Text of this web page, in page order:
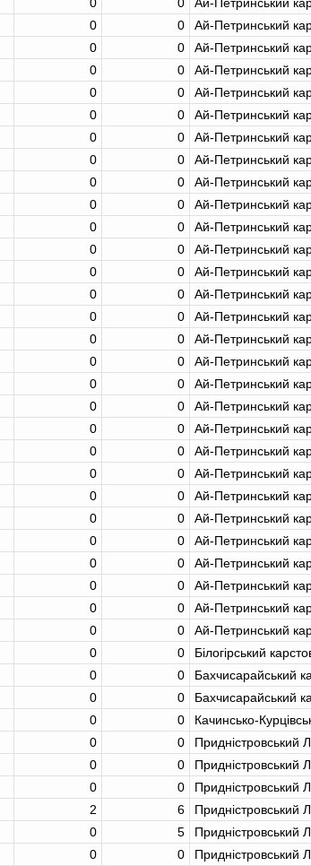
0 0
Ай-Петринський
0 0
Ай-Петринський
0 0
Ай-Петринський
0 0
Ай-Петринський
0 0
Ай-Петринський
0 0
Ай-Петринський
0 0
Ай-Петринський
0 0
Ай-Петринський
0 0
Ай-Петринський
0 0
Ай-Петринський
0 0
Ай-Петринський
0 0
Ай-Петринський
0 0
Ай-Петринський
0 0
Ай-Петринський
0 0
Ай-Петринський
0 0
Ай-Петринський
0 0
Ай-Петринський
0 0
Ай-Петринський
0 0
Ай-Петринський
0 0
Ай-Петринський
0 0
Ай-Петринський
0 0
Ай-Петринський
0 0
Ай-Петринський
0 0
Ай-Петринський
0 0
Ай-Петринський
0 0
Ай-Петринський
0 0
Ай-Петринський
0 0
Ай-Петринський
0 0
Білогірський
0 0
Бахчисарайський
0 0
Бахчисарайський
0 0
Качинсько-
0 0
Придністровський
0 0
Придністровський
0 0
Придністровський
2 6
Придністровський
0 5
Придністровський
0 0
Придністровський